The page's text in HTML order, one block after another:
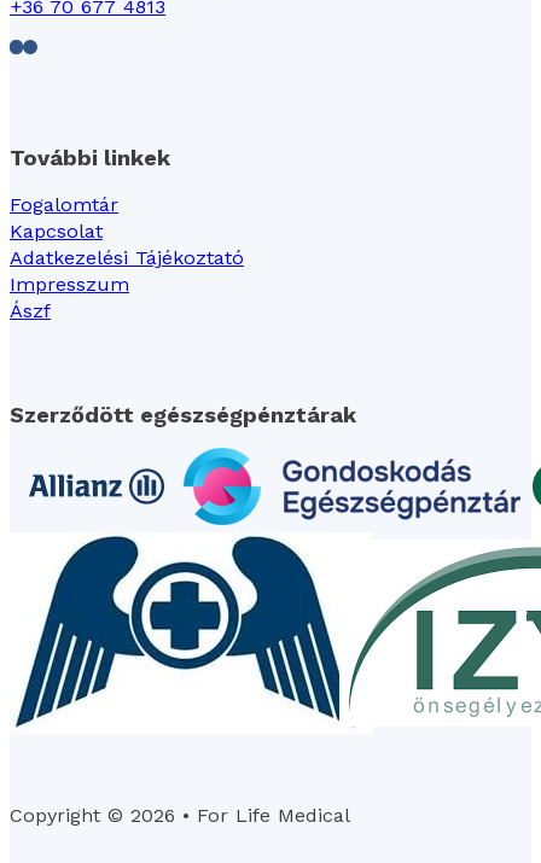
+36 70 677 4813
Follow us on Facebook
Follow us on LinkedIn
További linkek
Fogalomtár
Kapcsolat
Adatkezelési Tájékoztató
Impresszum
Ászf
Szerződött egészségpénztárak
Copyright © 2026 • For Life Medical